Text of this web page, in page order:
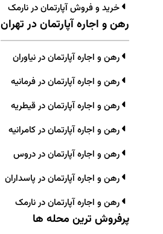
خرید و فروش آپارتمان در نارمک
رهن و اجاره آپارتمان در تهران
رهن و اجاره آپارتمان در نیاوران
رهن و اجاره آپارتمان در فرمانیه
رهن و اجاره آپارتمان در قیطریه
رهن و اجاره آپارتمان در کامرانیه
رهن و اجاره آپارتمان در دروس
رهن و اجاره آپارتمان در پاسداران
رهن و اجاره آپارتمان در نارمک
پرفروش ترین محله ها